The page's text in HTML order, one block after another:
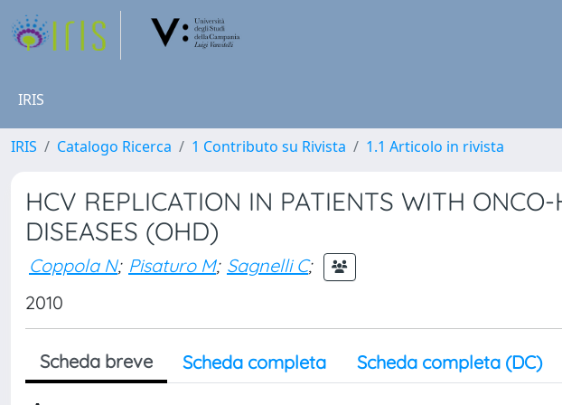
IRIS
IRIS Catalogo Ricerca 1 Contributo su Rivista 1.1 Articolo in rivista
HCV REPLICATION IN PATIENTS WITH
DISEASES (OHD)
Coppola N; Pisaturo M; Sagnelli C;
2010
Scheda breve Scheda completa Scheda completa (DC)